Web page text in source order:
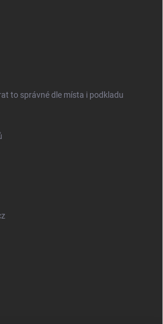
to správné dle místa i podkladu